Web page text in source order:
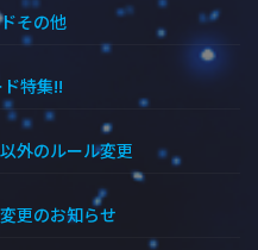
その他
特集!!
外のルール変更
更のお知らせ